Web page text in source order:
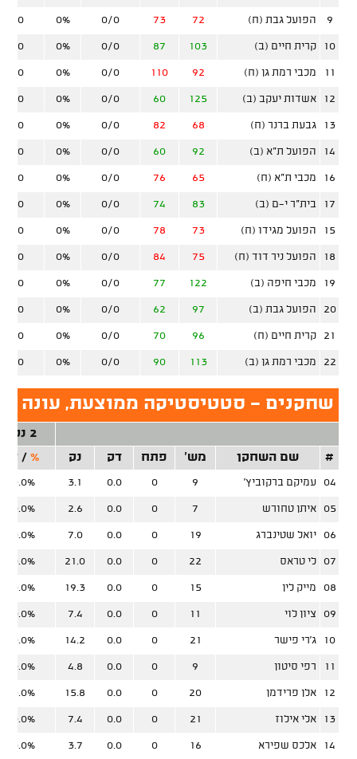
9 הפועל גבת (ח) 72
73
0/0
0%
0/0
10 קרית חיים (ב) 103
87
0/0
0%
0/0
11 מכבי רמת גן (ח) 92
110
0/0
0%
0/0
12 אשדות יעקב (ב) 125
60
0/0
0%
0/0
13 גבעת ברנר (ח) 68
82
0/0
0%
0/0
14 הפועל ת"א (ב) 92
60
0/0
0%
0/0
16 מכבי ת"א (ח) 65
76
0/0
0%
0/0
17 בית"ר י-ם (ב) 83
74
0/0
0%
0/0
15 הפועל מגידו (ח) 73
78
0/0
0%
0/0
18 הפועל ניר דוד (ח) 75
84
0/0
0%
0/0
19 מכבי חיפה (ב) 122
77
0/0
0%
0/0
20 הפועל גבת (ב) 97
62
0/0
0%
0/0
21 קרית חיים (ח) 96
70
0/0
0%
0/0
22 מכבי רמת גן (ב) 113
90
0/0
0%
0/0
שחקנים - סטטיסטיקה ממוצעת, עונה
2 נק'
#
שם השחקן מש' פתח דק נק %
/ זר
04 עמיקם ברקוביץ' 9
0
0.0
3.1
0.0%
05 איתן טחורש 7
0
0.0
2.6
0.0%
06 יואל שטינברג 19
0
0.0
7.0
0.0%
07 לי טראס 22
0
0.0
21.0
0.0%
08 מייק לין 15
0
0.0
19.3
0.0%
09 ציון לוי 11
0
0.0
7.4
0.0%
10 ג'רי פישר 21
0
0.0
14.2
0.0%
11 רפי סיטון 9
0
0.0
4.8
0.0%
12 אלן פרידמן 20
0
0.0
15.8
0.0%
13 אלי אילוז 21
0
0.0
7.4
0.0%
14 אלכס שפירא 16
0
0.0
3.7
0.0%